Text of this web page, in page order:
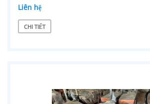
Liên hệ
CHI TIẾT